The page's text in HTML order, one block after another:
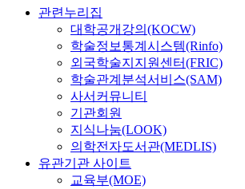
관련누리집
대학공개강의(KOCW)
학술정보통계시스템(Rinfo)
외국학술지지원센터(FRIC)
학술관계분석서비스(SAM)
사서커뮤니티
기관회원
지식나눔(LOOK)
의학전자도서관(MEDLIS)
유관기관 사이트
교육부(MOE)